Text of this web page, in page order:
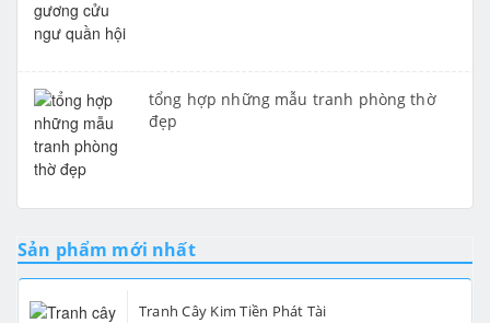
tổng hợp những mẫu tranh phòng thờ
đẹp
Sản phẩm mới nhất
Tranh Cây Kim Tiền Phát Tài